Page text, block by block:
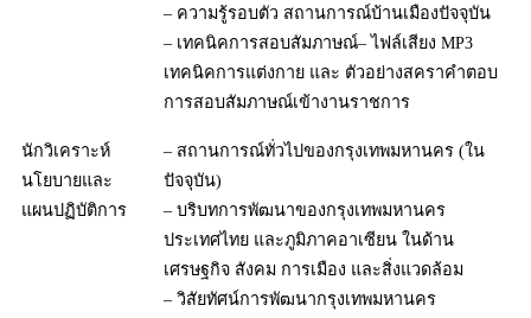
– ความรู้รอบตัว สถานการณ์บ้านเมืองปัจจุบัน
– เทคนิคการสอบสัมภาษณ์– ไฟล์เสียง MP3
เทคนิคการแต่งกาย และ ตัวอย่างสคราคำตอบ
การสอบสัมภาษณ์เข้างานราชการ
นักวิเคราะห์
นโยบายและ
แผนปฏิบัติการ
– สถานการณ์ทั่วไปของกรุงเทพมหานคร (ใน
ปัจจุบัน)
– บริบทการพัฒนาของกรุงเทพมหานคร
ประเทศไทย และภูมิภาคอาเซียน ในด้าน
เศรษฐกิจ สังคม การเมือง และสิ่งแวดล้อม
– วิสัยทัศน์การพัฒนากรุงเทพมหานคร